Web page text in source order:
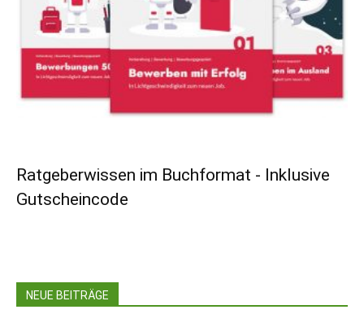
Ratgeberwissen im Buchformat - Inklusive
Gutscheincode
NEUE BEITRÄGE